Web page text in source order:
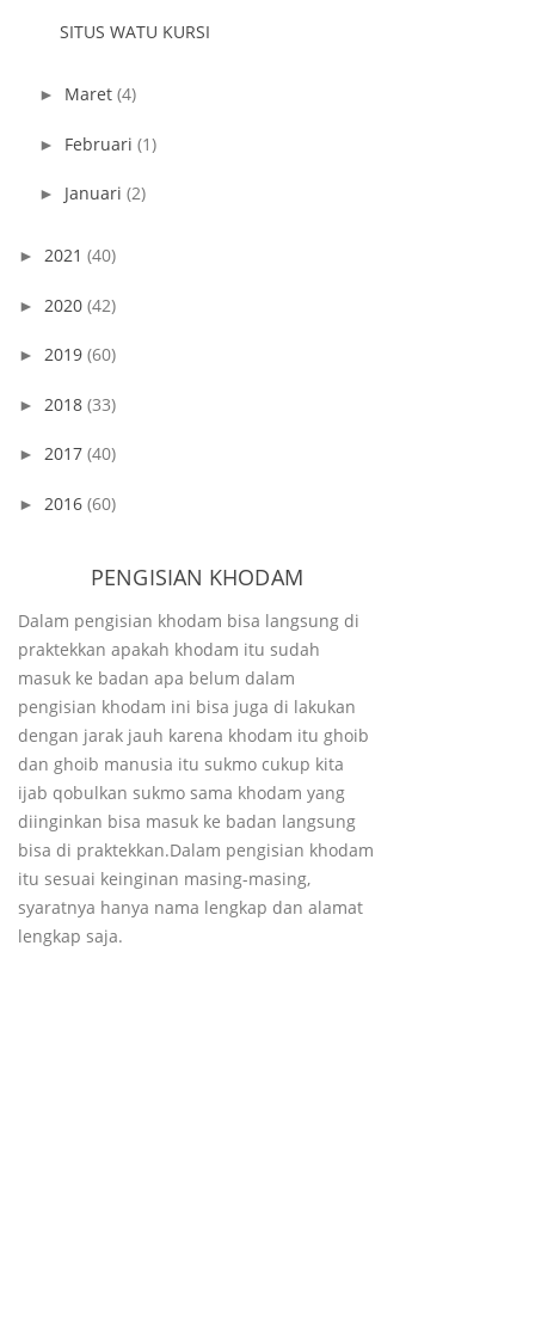
SITUS WATU KURSI
► Maret (4)
► Februari (1)
► Januari (2)
► 2021 (40)
► 2020 (42)
► 2019 (60)
► 2018 (33)
► 2017 (40)
► 2016 (60)
PENGISIAN KHODAM
Dalam pengisian khodam bisa langsung di
praktekkan apakah khodam itu sudah
masuk ke badan apa belum dalam
pengisian khodam ini bisa juga di lakukan
dengan jarak jauh karena khodam itu ghoib
dan ghoib manusia itu sukmo cukup kita
ijab qobulkan sukmo sama khodam yang
diinginkan bisa masuk ke badan langsung
bisa di praktekkan.Dalam pengisian khodam
itu sesuai keinginan masing-masing,
syaratnya hanya nama lengkap dan alamat
lengkap saja.